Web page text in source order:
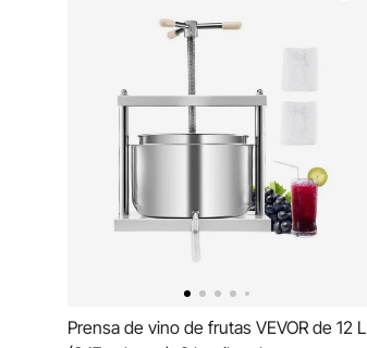
Prensa de vino de frutas VEVOR de 12 L